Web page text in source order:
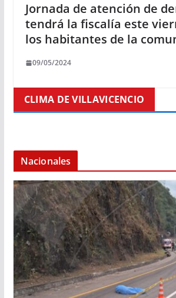
Jornada de atención de
tendrá la fiscalía este
los habitantes de la
09/05/2024
CLIMA DE VILLAVICENCIO
Nacionales